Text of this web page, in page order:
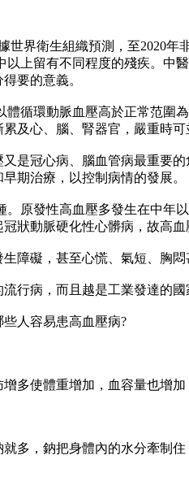
界衛生組織預測，至2020年
上留有不同程度的殘疾。中
要的意義。
環動脈血壓高於正常范圍為
及心、腦、腎器官，嚴重時
冠心病、腦血管病最重要的
期治療，以控制病情的發展。
發性高血壓多發生在中年以
狀動脈硬化性心髒病，故高
礙，甚至心慌、氣短、胸悶
病，而且越是工業發達的國
人容易患高血壓病?
使體重增加，血容量也增加
，鈉把身體內的水分牽制住